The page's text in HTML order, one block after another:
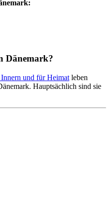
Dänemark?
und für Heimat leben
Hauptsächlich sind sie